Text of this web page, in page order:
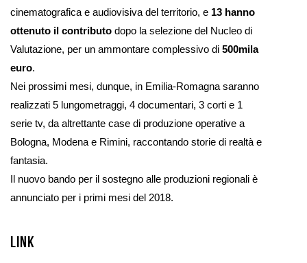
cinematografica e audiovisiva del territorio, e 13 hanno
ottenuto il contributo dopo la selezione del Nucleo di
Valutazione, per un ammontare complessivo di 500mila
euro.
Nei prossimi mesi, dunque, in Emilia-Romagna saranno
realizzati 5 lungometraggi, 4 documentari, 3 corti e 1
serie tv, da altrettante case di produzione operative a
Bologna, Modena e Rimini, raccontando storie di realtà e
fantasia.
Il nuovo bando per il sostegno alle produzioni regionali è
annunciato per i primi mesi del 2018.
Link